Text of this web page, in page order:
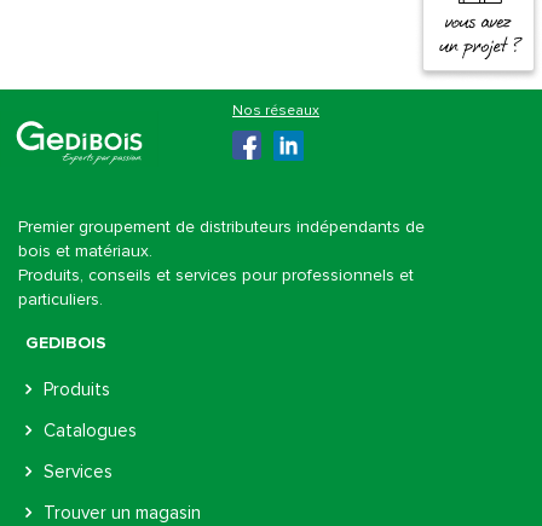
Premier groupement de distributeurs indépendants de
bois et matériaux.
Produits, conseils et services pour professionnels et
particuliers.
GEDIBOIS
Produits
Catalogues
Services
Trouver un magasin